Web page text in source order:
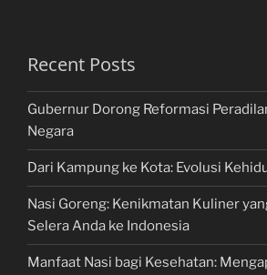
Recent Posts
Gubernur Dorong Reformasi
Negara
Dari Kampung ke Kota: Evolusi
Nasi Goreng: Kenikmatan Kuliner
Selera Anda ke Indonesia
Manfaat Nasi bagi Kesehatan: